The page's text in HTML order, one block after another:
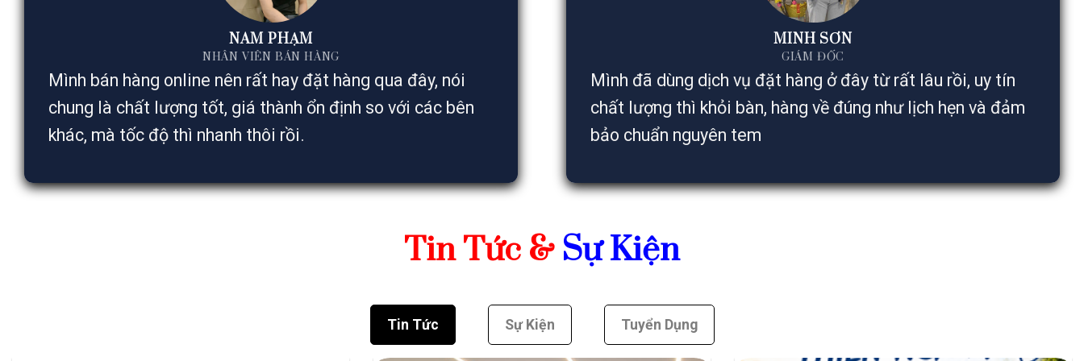
NAM PHẠM
NHÂN VIÊN BÁN HÀNG
Mình bán hàng online nên rất hay đặt hàng qua đây, nói
chung là chất lượng tốt, giá thành ổn định so với các bên
khác, mà tốc độ thì nhanh thôi rồi.
MINH SƠN
GIÁM ĐỐC
Mình đã dùng dịch vụ đặt hàng ở đây từ rất lâu rồi, uy tín
chất lượng thì khỏi bàn, hàng về đúng như lịch hẹn và đảm
bảo chuẩn nguyên tem
Tin Tức & Sự Kiện
Tin Tức Sự Kiện Tuyển Dụng